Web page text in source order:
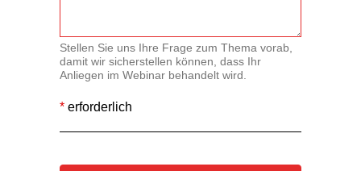
Stellen Sie uns Ihre Frage zum Thema vorab,
damit wir sicherstellen können, dass Ihr
Anliegen im Webinar behandelt wird.
* erforderlich